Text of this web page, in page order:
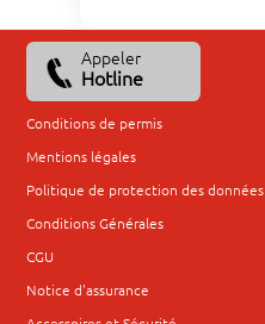
Appeler
Hotline
Conditions de permis
Mentions légales
Politique de protection des données
Conditions Générales
CGU
Notice d'assurance